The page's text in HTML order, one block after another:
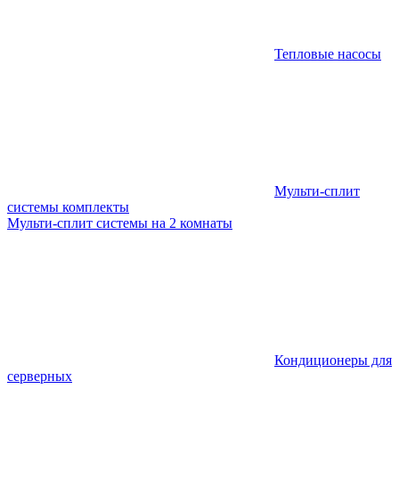
Тепловые насосы
Мульти-сплит
системы комплекты
Мульти-сплит системы на 2 комнаты
Кондиционеры для
серверных